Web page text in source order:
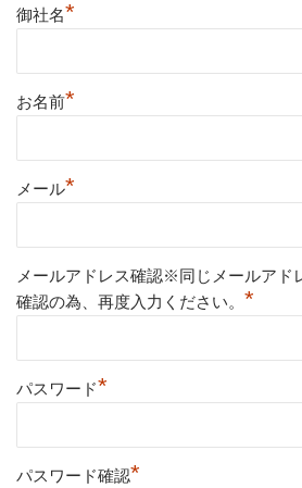
御社名*
お名前*
メール*
メールアドレス確認※同じメールアド
確認の為、再度入力ください。 *
パスワード*
パスワード確認*